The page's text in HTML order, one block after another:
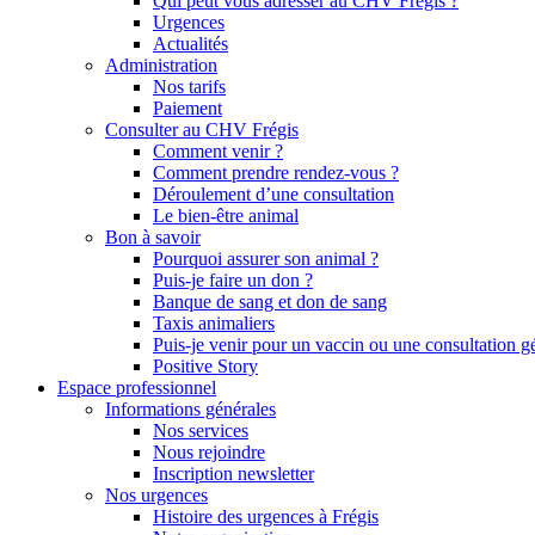
Urgences
Actualités
Administration
Nos tarifs
Paiement
Consulter au CHV Frégis
Comment venir ?
Comment prendre rendez-vous ?
Déroulement d’une consultation
Le bien-être animal
Bon à savoir
Pourquoi assurer son animal ?
Puis-je faire un don ?
Banque de sang et don de sang
Taxis animaliers
Puis-je venir pour un vaccin ou une consultation
Positive Story
Espace professionnel
Informations générales
Nos services
Nous rejoindre
Inscription newsletter
Nos urgences
Histoire des urgences à Frégis